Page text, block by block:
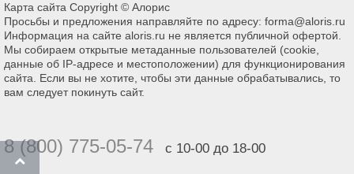
Карта сайта Copyright © Алорис
Просьбы и предложения направляйте по адресу: forma@aloris.ru
Информация на сайте aloris.ru не является публичной офертой.
Мы собираем открытые метаданные пользователей (cookie,
данные об IP-адресе и местоположении) для функционирования
сайта. Если вы не хотите, чтобы эти данные обрабатывались, то
вам следует покинуть сайт.
8 (800) 775-05-74 с 10-00 до 18-00